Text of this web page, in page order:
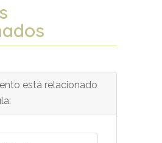
está relacionado